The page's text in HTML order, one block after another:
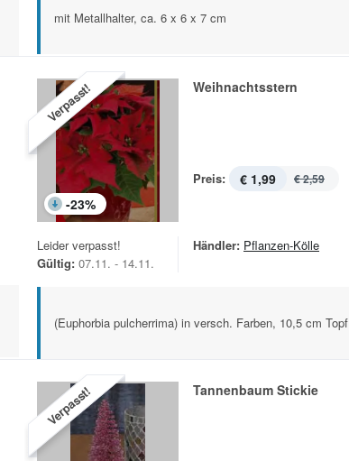
mit Metallhalter, ca. 6 x 6 x 7 cm
Verpasst!
-23%
Weihnachtsstern
Preis: € 1,99 € 2,59
Leider verpasst!
Gültig: 07.11. - 14.11.
Händler: Pflanzen-Kölle
(Euphorbia pulcherrima) in versch. Farben, 10,5 cm Topf
Verpasst! Tannenbaum Stickie